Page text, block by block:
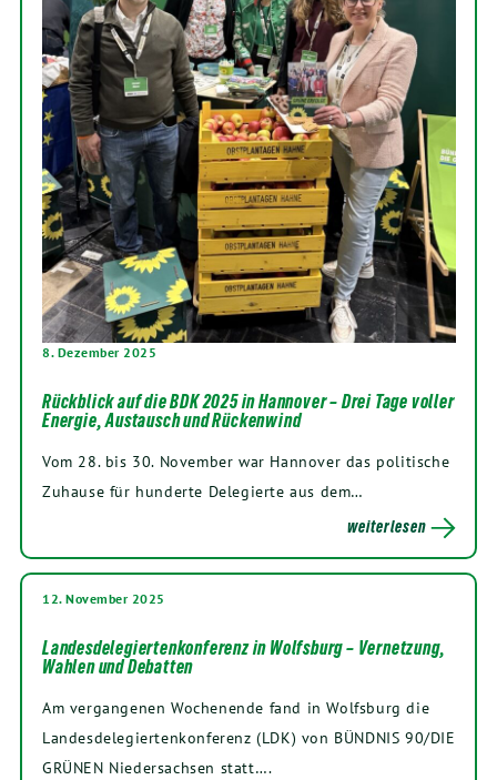
8. Dezember 2025
Rückblick auf die BDK 2025 in Hannover – Drei Tage voller
Energie, Austausch und Rückenwind
Vom 28. bis 30. November war Hannover das politische
Zuhause für hunderte Delegierte aus dem…
weiterlesen
12. November 2025
Landesdelegiertenkonferenz in Wolfsburg – Vernetzung,
Wahlen und Debatten
Am vergangenen Wochenende fand in Wolfsburg die
Landesdelegiertenkonferenz (LDK) von BÜNDNIS 90/DIE
GRÜNEN Niedersachsen statt….